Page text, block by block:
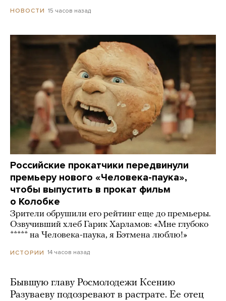
НОВОСТИ 15 часов назад
Российские прокатчики передвинули
премьеру нового «Человека-паука»,
чтобы выпустить в прокат фильм
о Колобке
Зрители обрушили его рейтинг еще до премьеры.
Озвучивший хлеб Гарик Харламов: «Мне глубоко
***** на Человека-паука, я Бэтмена люблю!»
ИСТОРИИ 14 часов назад
Бывшую главу Росмолодежи Ксению
Разуваеву подозревают в растрате. Ее отец